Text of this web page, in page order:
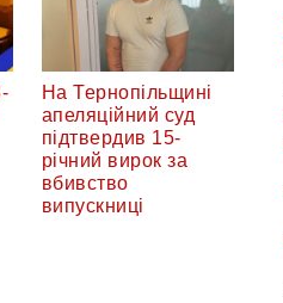
На Тернопільщині
апеляційний суд
підтвердив 15-
річний вирок за
вбивство
випускниці